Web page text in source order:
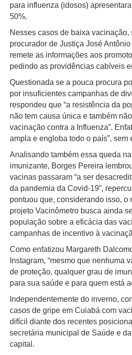
para influenza (idosos)
50%.
Nesses casos de baixa
procurador de Justiça José
remete as informações aos
pedindo as providências cabíveis
Questionada se a pouca procura
por insuficientes campanhas de
respondeu que “a resistência da
não tem causa única e também
vacinação contra a Influenza”.
ampla e engloba todo o país”, sem
Analisando também essa queda
imunizante, Borges Pereira
vacinas passaram “a ser
da pandemia da Covid-19”,
pontuou que, considerando isso, o
projeto Vacinômetro busca ainda
população sobre a eficácia das
campanhas de incentivo à
Como enfatizou Margareth
Instagram, “mesmo que nenhuma
de proteção, qualquer grau de
para sua saúde e para quem está
Independentemente do inverno,
casos de gripe em Cuiabá com
difícil diante dos recentes
secretária municipal de Saúde e
capital.